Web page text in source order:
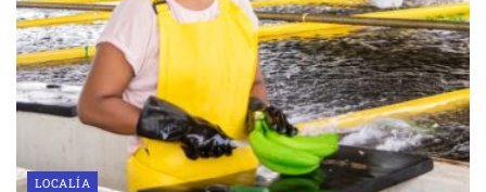
LOCALÍA